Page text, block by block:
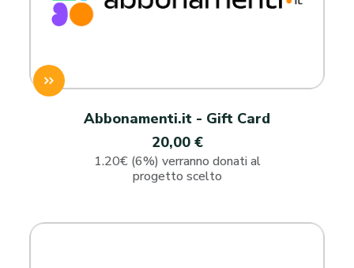
Abbonamenti.it - Gift Card
20,00 €
1.20€ (6%) verranno donati al
progetto scelto